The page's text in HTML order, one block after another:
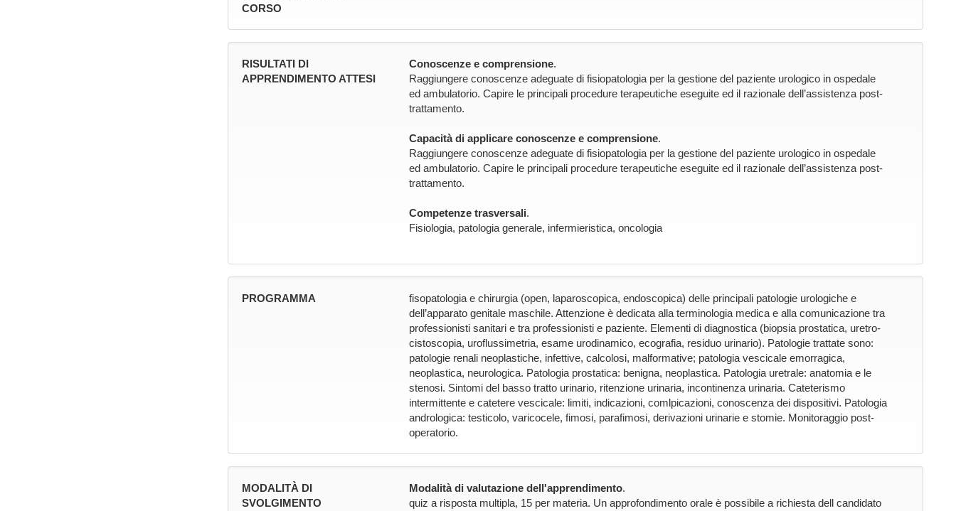
CORSO
RISULTATI DI
APPRENDIMENTO ATTESI
Conoscenze e comprensione.
Raggiungere conoscenze adeguate di fisiopatologia per la gestione del paziente urologico in ospedale
ed ambulatorio. Capire le principali procedure terapeutiche eseguite ed il razionale dell’assistenza post-
trattamento.
Capacità di applicare conoscenze e comprensione.
Raggiungere conoscenze adeguate di fisiopatologia per la gestione del paziente urologico in ospedale
ed ambulatorio. Capire le principali procedure terapeutiche eseguite ed il razionale dell’assistenza post-
trattamento.
Competenze trasversali.
Fisiologia, patologia generale, infermieristica, oncologia
PROGRAMMA
fisopatologia e chirurgia (open, laparoscopica, endoscopica) delle principali patologie urologiche e
dell’apparato genitale maschile. Attenzione è dedicata alla terminologia medica e alla comunicazione tra
professionisti sanitari e tra professionisti e paziente. Elementi di diagnostica (biopsia prostatica, uretro-
cistoscopia, uroflussimetria, esame urodinamico, ecografia, residuo urinario). Patologie trattate sono:
patologie renali neoplastiche, infettive, calcolosi, malformative; patologia vescicale emorragica,
neoplastica, neurologica. Patologia prostatica: benigna, neoplastica. Patologia uretrale: anatomia e le
stenosi. Sintomi del basso tratto urinario, ritenzione urinaria, incontinenza urinaria. Cateterismo
intermittente e catetere vescicale: limiti, indicazioni, comlpicazioni, conoscenza dei dispositivi. Patologia
andrologica: testicolo, varicocele, fimosi, parafimosi, derivazioni urinarie e stomie. Monitoraggio post-
operatorio.
MODALITÀ DI
SVOLGIMENTO
Modalità di valutazione dell'apprendimento.
quiz a risposta multipla, 15 per materia. Un approfondimento orale è possibile a richiesta dell candidato